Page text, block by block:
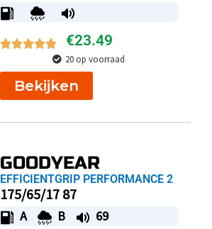
€23.49
20 op voorraad
Bekijken
GOODYEAR
EFFICIENTGRIP PERFORMANCE 2
175/65/17 87
A B 69